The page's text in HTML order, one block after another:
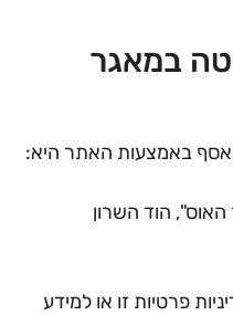
במאגר
באמצעות האתר היא:
פרטיות זו או למידע